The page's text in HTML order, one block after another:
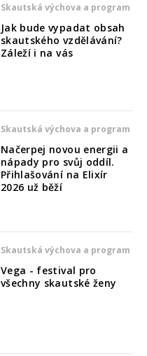
Skautská výchova a program
Jak bude vypadat obsah
skautského vzdělávání?
Záleží i na vás
Skautská výchova a program
Načerpej novou energii a
nápady pro svůj oddíl.
Přihlašování na Elixír
2026 už běží
Skautská výchova a program
Vega - festival pro
všechny skautské ženy